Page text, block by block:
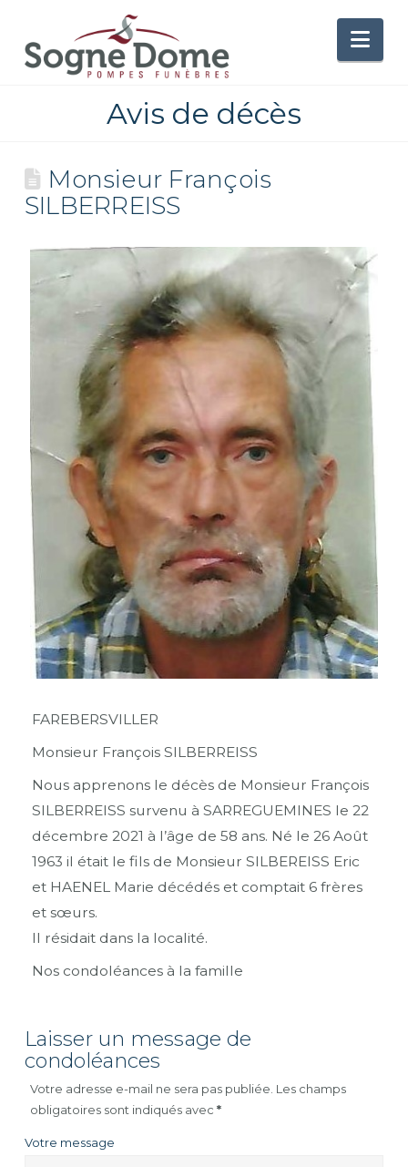
Avis de décès
Monsieur François
SILBERREISS
FAREBERSVILLER
Monsieur François SILBERREISS
Nous apprenons le décès de Monsieur François
SILBERREISS survenu à SARREGUEMINES le 22
décembre 2021 à l’âge de 58 ans. Né le 26 Août
1963 il était le fils de Monsieur SILBEREISS Eric
et HAENEL Marie décédés et comptait 6 frères
et sœurs.
Il résidait dans la localité.
Nos condoléances à la famille
Laisser un message de
condoléances
Votre adresse e-mail ne sera pas publiée. Les champs
obligatoires sont indiqués avec*
Votre message